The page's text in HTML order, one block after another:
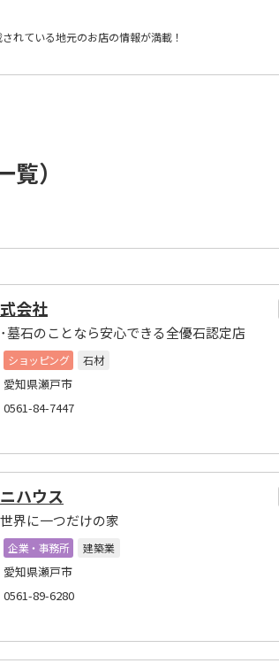
れている地元のお店の情報が満載！
）
会社
墓石のことなら安心できる全優石認定店
ショッピング
石材
愛知県瀬戸市
0561-84-7447
ハウス
界に一つだけの家
企業・事務所
建築業
愛知県瀬戸市
0561-89-6280